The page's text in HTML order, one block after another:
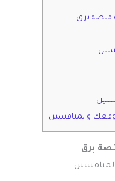
منصة برق
والمنافسين
برق